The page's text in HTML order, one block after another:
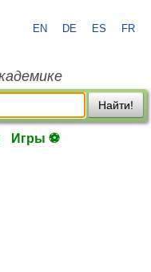
EN DE ES FR
Найти!
Игры ⚽